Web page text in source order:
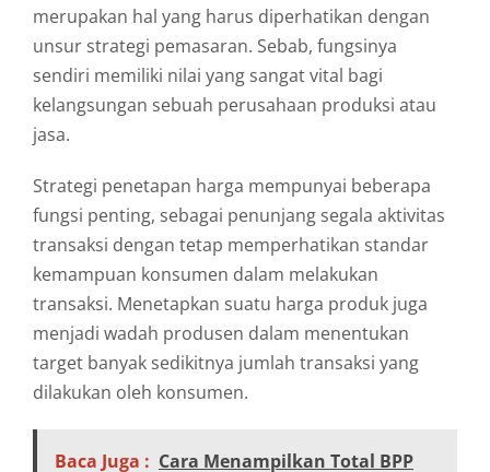
merupakan hal yang harus diperhatikan dengan
unsur strategi pemasaran. Sebab, fungsinya
sendiri memiliki nilai yang sangat vital bagi
kelangsungan sebuah perusahaan produksi atau
jasa.
Strategi penetapan harga mempunyai beberapa
fungsi penting, sebagai penunjang segala aktivitas
transaksi dengan tetap memperhatikan standar
kemampuan konsumen dalam melakukan
transaksi. Menetapkan suatu harga produk juga
menjadi wadah produsen dalam menentukan
target banyak sedikitnya jumlah transaksi yang
dilakukan oleh konsumen.
Baca Juga : Cara Menampilkan Total BPP